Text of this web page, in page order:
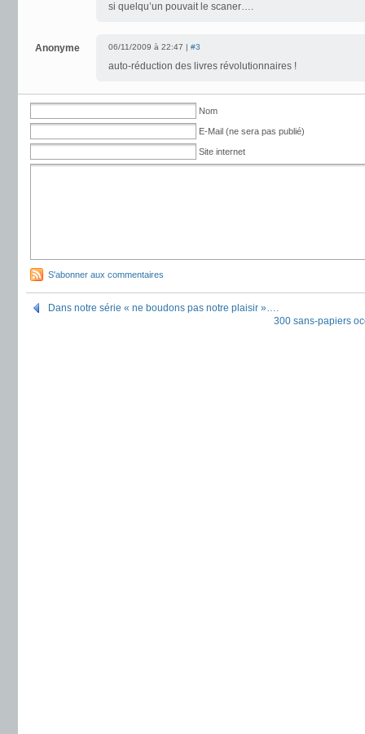
si quelqu’un pouvait le scaner….
Anonyme 06/11/2009 à 22:47 | #3
auto-réduction des livres révolutionnaires !
Nom
E-Mail (ne sera pas publié)
Site internet
S'abonner aux commentaires
Dans notre série « ne boudons pas notre plaisir »….
300 sans-papiers